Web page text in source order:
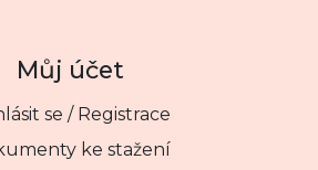
Můj účet
se / Registrace
ke stažení